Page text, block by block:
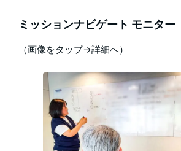
ミッションナビゲート モニター
（画像をタップ→詳細へ）